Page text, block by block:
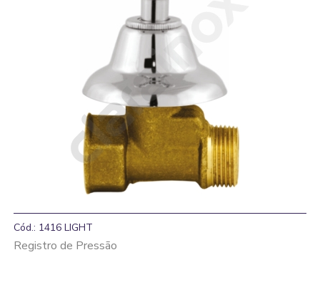
Cód.: 1416 LIGHT
Registro de Pressão